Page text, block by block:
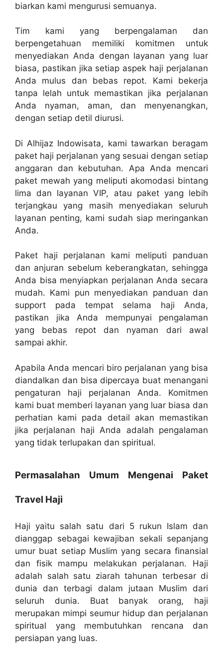
biarkan kami mengurusi semuanya.
Tim kami yang berpengalaman dan
berpengetahuan memiliki komitmen untuk
menyediakan Anda dengan layanan yang luar
biasa, pastikan jika setiap aspek haji perjalanan
Anda mulus dan bebas repot. Kami bekerja
tanpa lelah untuk memastikan jika perjalanan
Anda nyaman, aman, dan menyenangkan,
dengan setiap detil diurusi.
Di Alhijaz Indowisata, kami tawarkan beragam
paket haji perjalanan yang sesuai dengan setiap
anggaran dan kebutuhan. Apa Anda mencari
paket mewah yang meliputi akomodasi bintang
lima dan layanan VIP, atau paket yang lebih
terjangkau yang masih menyediakan seluruh
layanan penting, kami sudah siap meringankan
Anda.
Paket haji perjalanan kami meliputi panduan
dan anjuran sebelum keberangkatan, sehingga
Anda bisa menyiapkan perjalanan Anda secara
mudah. Kami pun menyediakan panduan dan
support pada tempat selama haji Anda,
pastikan jika Anda mempunyai pengalaman
yang bebas repot dan nyaman dari awal
sampai akhir.
Apabila Anda mencari biro perjalanan yang bisa
diandalkan dan bisa dipercaya buat menangani
pengaturan haji perjalanan Anda. Komitmen
kami buat memberi layanan yang luar biasa dan
perhatian kami pada detail akan memastikan
jika perjalanan haji Anda adalah pengalaman
yang tidak terlupakan dan spiritual.
Permasalahan Umum Mengenai Paket
Travel Haji
Haji yaitu salah satu dari 5 rukun Islam dan
dianggap sebagai kewajiban sekali sepanjang
umur buat setiap Muslim yang secara finansial
dan fisik mampu melakukan perjalanan. Haji
adalah salah satu ziarah tahunan terbesar di
dunia dan terbagi dalam jutaan Muslim dari
seluruh dunia. Buat banyak orang, haji
merupakan mimpi seumur hidup dan perjalanan
spiritual yang membutuhkan rencana dan
persiapan yang luas.